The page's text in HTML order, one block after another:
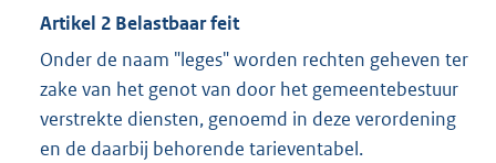
Artikel 2 Belastbaar feit
Onder de naam "leges" worden rechten geheven ter
zake van het genot van door het gemeentebestuur
verstrekte diensten, genoemd in deze verordening
en de daarbij behorende tarieventabel.